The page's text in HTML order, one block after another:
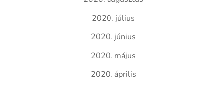
2020. július
2020. június
2020. május
2020. április